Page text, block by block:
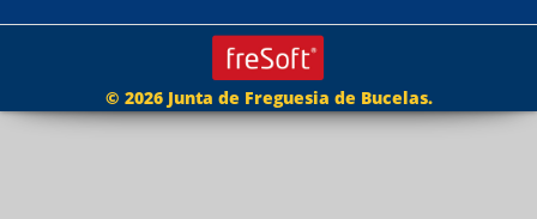
© 2026 Junta de Freguesia de Bucelas.